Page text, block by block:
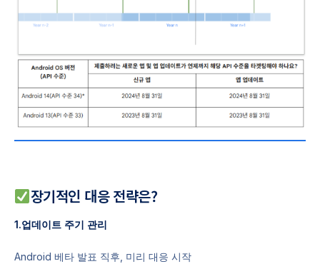
장기적인 대응 전략은?
1.업데이트 주기 관리
Android 베타 발표 직후, 미리 대응 시작